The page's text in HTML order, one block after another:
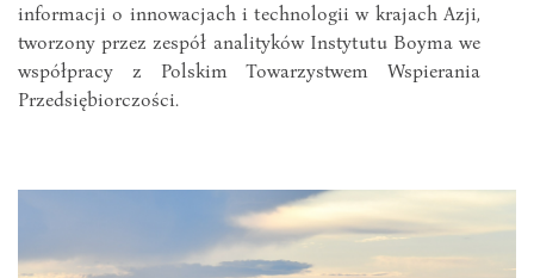
informacji o innowacjach i technologii w krajach Azji,
tworzony przez zespół analityków Instytutu Boyma we
współpracy z Polskim Towarzystwem Wspierania
Przedsiębiorczości.